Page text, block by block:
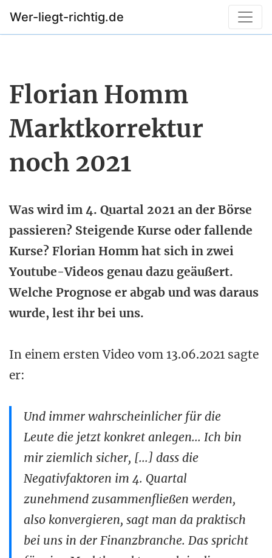
Wer-liegt-richtig.de
Florian Homm
Marktkorrektur
noch 2021
Was wird im 4. Quartal 2021 an der Börse
passieren? Steigende Kurse oder fallende
Kurse? Florian Homm hat sich in zwei
Youtube-Videos genau dazu geäußert.
Welche Prognose er abgab und was daraus
wurde, lest ihr bei uns.
In einem ersten Video vom 13.06.2021 sagte
er:
Und immer wahrscheinlicher für die
Leute die jetzt konkret anlegen... Ich bin
mir ziemlich sicher, [...] dass die
Negativfaktoren im 4. Quartal
zunehmend zusammenfließen werden,
also konvergieren, sagt man da praktisch
bei uns in der Finanzbranche. Das spricht